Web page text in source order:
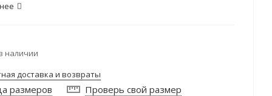
наличии
доставка и возвраты
размеров Проверь свой размер